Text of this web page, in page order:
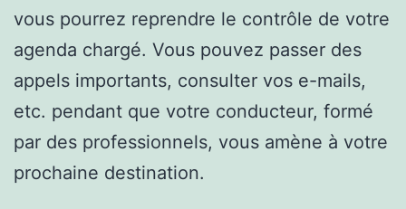
vous pourrez reprendre le contrôle de votre
agenda chargé. Vous pouvez passer des
appels importants, consulter vos e-mails,
etc. pendant que votre conducteur, formé
par des professionnels, vous amène à votre
prochaine destination.